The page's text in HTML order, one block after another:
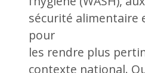
sécurité alimentaire
pour
les rendre plus
contexte national.